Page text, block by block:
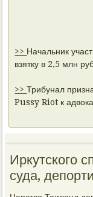
>> Начальник
взятку в 2,5 млн
>>Трибунал
Pussy Riot к
Иркутского
суда,